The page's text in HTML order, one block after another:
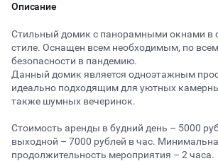
Описание
Стильный домик с панорамными окнами в
стиле. Оснащен всем необходимым, по
безопасности в пандемию.
Данный домик является одноэтажным
идеально подходящим для уютных
также шумных вечеринок.
Стоимость аренды в будний день – 5000
выходной – 7000 рублей в час.
продолжительность мероприятия – 2 часа.
от 7000 ₽ за час
Тип мероприятия
ВЕЧЕРИНКИ
Начало